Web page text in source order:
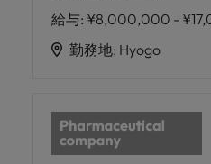
給与: ¥8,000,000 -
勤務地: Hyogo